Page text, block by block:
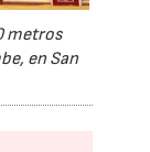
metros
en San